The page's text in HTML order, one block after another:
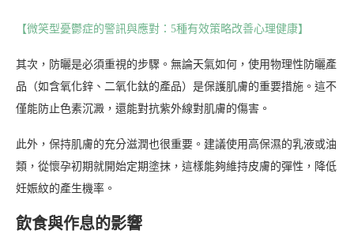
【微笑型憂鬱症的警訊與應對：5種有效策略改善心理健康】
其次，防曬是必須重視的步驟。無論天氣如何，使用物理性防曬產
品（如含氧化鋅、二氧化鈦的產品）是保護肌膚的重要措施。這不
僅能防止色素沉澱，還能對抗紫外線對肌膚的傷害。
此外，保持肌膚的充分滋潤也很重要。建議使用高保濕的乳液或油
類，從懷孕初期就開始定期塗抹，這樣能夠維持皮膚的彈性，降低
妊娠紋的產生機率。
飲食與作息的影響